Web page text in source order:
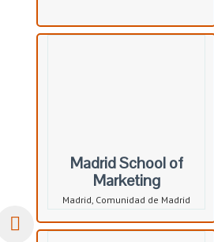
Madrid School of
Marketing
Madrid, Comunidad de Madrid